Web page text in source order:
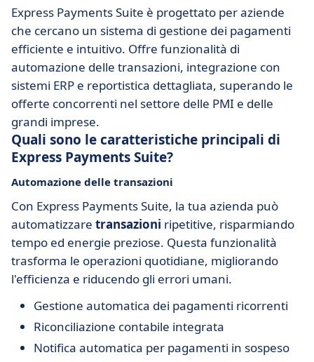
Express Payments Suite è progettato per aziende
che cercano un sistema di gestione dei pagamenti
efficiente e intuitivo. Offre funzionalità di
automazione delle transazioni, integrazione con
sistemi ERP e reportistica dettagliata, superando le
offerte concorrenti nel settore delle PMI e delle
grandi imprese.
Quali sono le caratteristiche principali di
Express Payments Suite?
Automazione delle transazioni
Con Express Payments Suite, la tua azienda può
automatizzare transazioni ripetitive, risparmiando
tempo ed energie preziose. Questa funzionalità
trasforma le operazioni quotidiane, migliorando
l'efficienza e riducendo gli errori umani.
Gestione automatica dei pagamenti ricorrenti
Riconciliazione contabile integrata
Notifica automatica per pagamenti in sospeso